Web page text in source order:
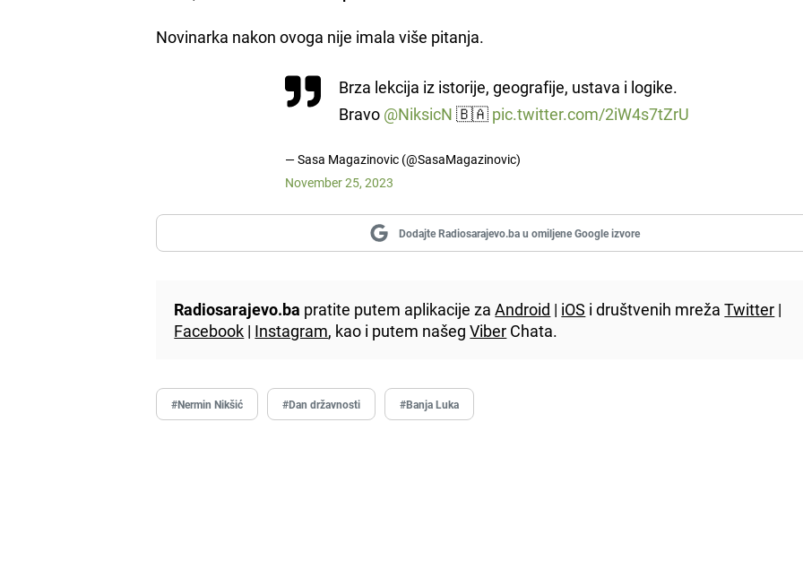
Novinarka nakon ovoga nije imala više pitanja.
Brza lekcija iz istorije, geografije, ustava i logike.
Bravo @NiksicN 🇧🇦 pic.twitter.com/2iW4s7tZrU
— Sasa Magazinovic (@SasaMagazinovic)
November 25, 2023
Dodajte Radiosarajevo.ba u omiljene Google izvore
Radiosarajevo.ba pratite putem aplikacije zaAndroid | iOS i društvenih mrežaTwitter |
Facebook | Instagram, kao i putem našegViber Chata.
#Nermin Nikšić #Dan državnosti #Banja Luka